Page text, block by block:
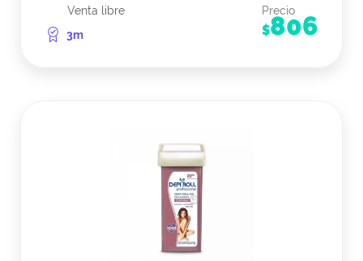
Venta libre
3m
Precio
$806